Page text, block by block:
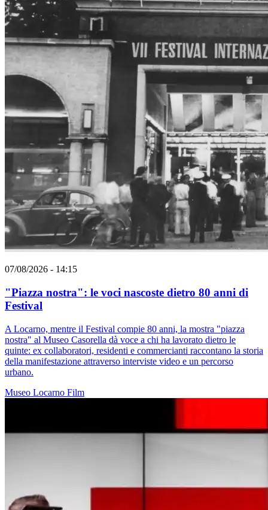
07/08/2026 - 14:15
"Piazza nostra": le voci nascoste dietro 80 anni di
Festival
A Locarno, mentre il Festival compie 80 anni, la mostra "piazza
nostra" al Museo Casorella dà voce a chi ha lavorato dietro le
quinte: ex collaboratori, residenti e commercianti raccontano la storia
della manifestazione attraverso interviste video e un percorso
urbano.
Museo Locarno Film